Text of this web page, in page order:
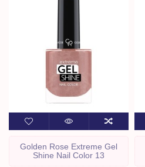
Golden Rose Extreme Gel
Shine Nail Color 13